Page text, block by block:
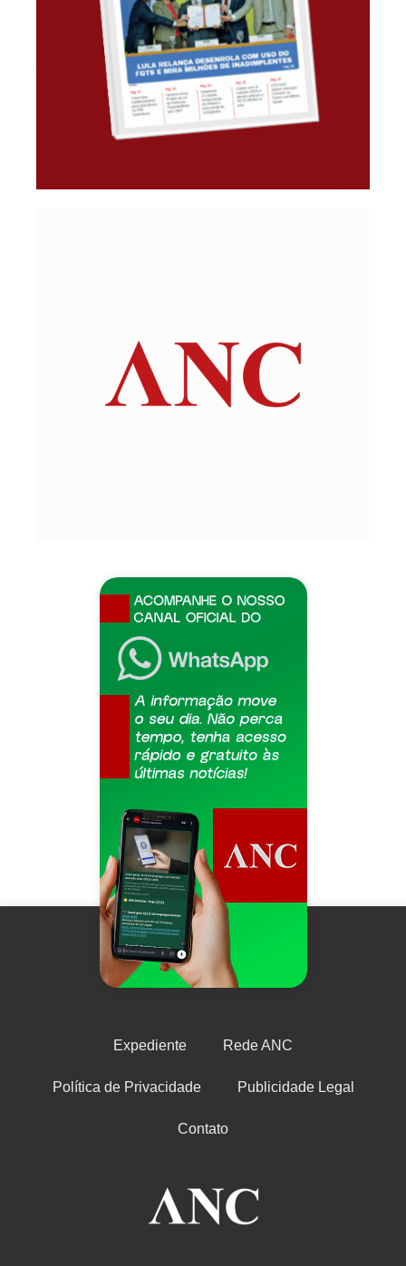
Expediente Rede ANC
Política de Privacidade Publicidade Legal
Contato